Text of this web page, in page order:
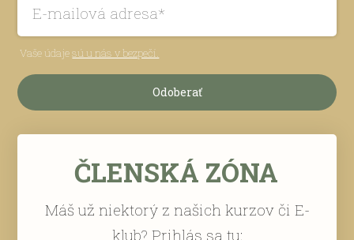
Vaše údajesú u nás v bezpečí.
Odoberať
ČLENSKÁ ZÓNA
Máš už niektorý z našich kurzov či E-
klub? Prihlás sa tu: